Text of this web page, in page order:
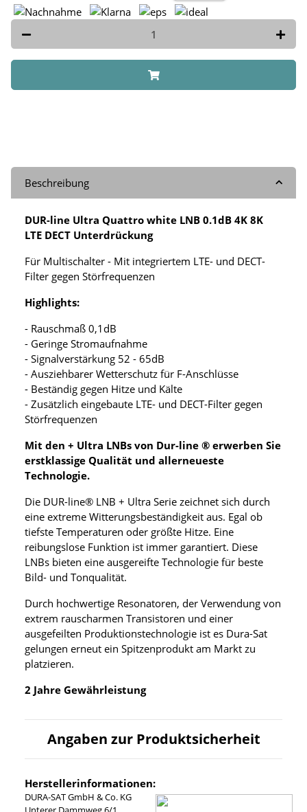
Beschreibung
DUR-line Ultra Quattro white LNB 0.1dB 4K 8K
LTE DECT Unterdrückung
Für Multischalter - Mit integriertem LTE- und DECT-
Filter gegen Störfrequenzen
Highlights:
- Rauschmaß 0,1dB
- Geringe Stromaufnahme
- Signalverstärkung 52 - 65dB
- Ausziehbarer Wetterschutz für F-Anschlüsse
- Beständig gegen Hitze und Kälte
- Zusätzlich eingebaute LTE- und DECT-Filter gegen
Störfrequenzen
Mit den + Ultra LNBs von Dur-line ® erwerben Sie
erstklassige Qualität und allerneueste
Technologie.
Die DUR-line® LNB + Ultra Serie zeichnet sich durch
eine extreme Witterungsbeständigkeit aus. Egal ob
tiefste Temperaturen oder größte Hitze. Eine
reibungslose Funktion ist immer garantiert. Diese
LNBs bieten eine ausgereifte Technologie für beste
Bild- und Tonqualität.
Durch hochwertige Resonatoren, der Verwendung von
extrem rauscharmen Transistoren und einer
ausgefeilten Produktionstechnologie ist es Dura-Sat
gelungen erneut ein Spitzenprodukt am Markt zu
platzieren.
2 Jahre Gewährleistung
Angaben zur Produktsicherheit
Herstellerinformationen:
DURA-SAT GmbH & Co. KG